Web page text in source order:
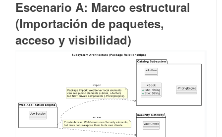
Escenario A: Marco estructural
(Importación de paquetes,
acceso y visibilidad)